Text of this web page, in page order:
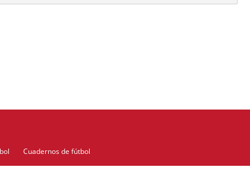
Cuadernos de fútbol